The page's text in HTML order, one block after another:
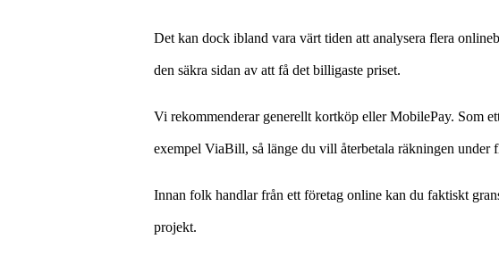
Det kan dock ibland vara värt tiden att analysera flera
den säkra sidan av att få det billigaste priset.
Vi rekommenderar generellt kortköp eller MobilePay. Som
exempel ViaBill, så länge du vill återbetala räkningen under
Innan folk handlar från ett företag online kan du faktiskt
projekt.